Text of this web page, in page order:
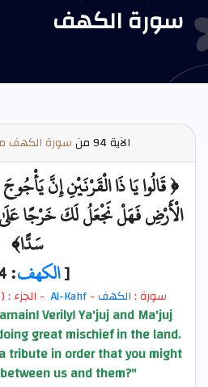
سورة الكهف
الآية سورة الكهف
﴿ قَالُوا يَا ذَا الْقَرْنَيْنِ إِنَّ
الْأَرْضِ فَهَلْ نَجْعَلُ لَكَ خَرْجًا عَلَىٰ
سَدًّا﴾
[الكهف: 94]
سورة :الكهف-
Al-Kahf - الجزء : (
Verily! Ya'juj and Ma'juj
great mischief in the land.
tribute in order that you might
us and them?"